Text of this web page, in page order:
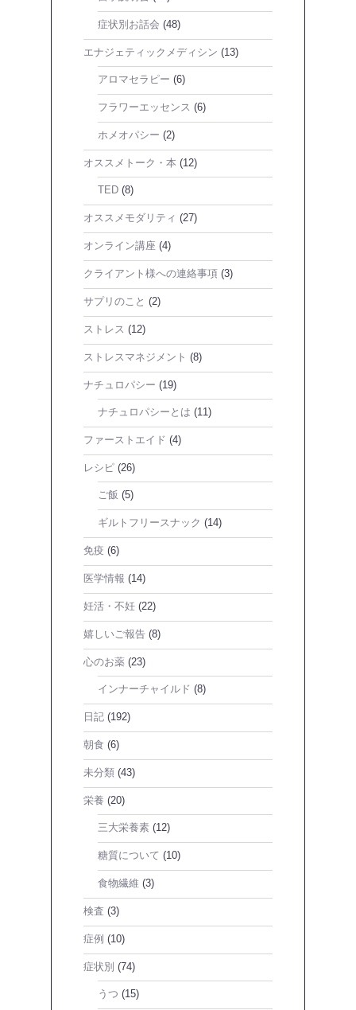
症状別お話会 (48)
エナジェティックメディシン (13)
アロマセラピー (6)
フラワーエッセンス (6)
ホメオパシー (2)
オススメトーク・本 (12)
TED (8)
オススメモダリティ (27)
オンライン講座 (4)
クライアント様への連絡事項 (3)
サプリのこと (2)
ストレス (12)
ストレスマネジメント (8)
ナチュロパシー (19)
ナチュロパシーとは (11)
ファーストエイド (4)
レシピ (26)
ご飯 (5)
ギルトフリースナック (14)
免疫 (6)
医学情報 (14)
妊活・不妊 (22)
嬉しいご報告 (8)
心のお薬 (23)
インナーチャイルド (8)
日記 (192)
朝食 (6)
未分類 (43)
栄養 (20)
三大栄養素 (12)
糖質について (10)
食物繊維 (3)
検査 (3)
症例 (10)
症状別 (74)
うつ (15)